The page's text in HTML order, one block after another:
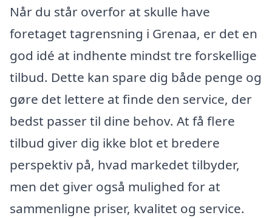
Når du står overfor at skulle have
foretaget tagrensning i Grenaa, er det en
god idé at indhente mindst tre forskellige
tilbud. Dette kan spare dig både penge og
gøre det lettere at finde den service, der
bedst passer til dine behov. At få flere
tilbud giver dig ikke blot et bredere
perspektiv på, hvad markedet tilbyder,
men det giver også mulighed for at
sammenligne priser, kvalitet og service.